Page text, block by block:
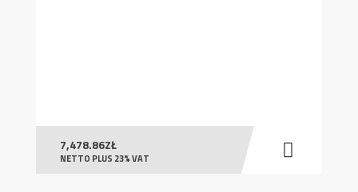
7,478.86ZŁ
NETTO PLUS 23% VAT